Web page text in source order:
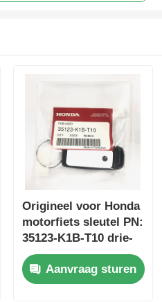
Origineel voor Honda
motorfiets sleutel PN:
35123-K1B-T10 drie-
knop FSK433.92MHz
ID47chip
afstandsbediening
Aanvraag sturen